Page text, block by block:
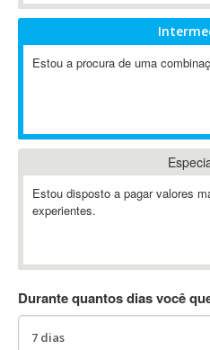
Abaqus
ABIS
Ableton Push
Abstract
Abstract Window Toolkit (AWT)
Absynth
AC3
AccountMate
ACDSee
Estou a procura de uma
Estou disposto a pagar valores
experientes.
Durante quantos dias você